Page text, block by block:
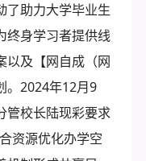
了助力大学毕业生
终身学习者提供线
以及【网自成（网
。2024年12月9
管校长陆现彩要求
资源优化办学空